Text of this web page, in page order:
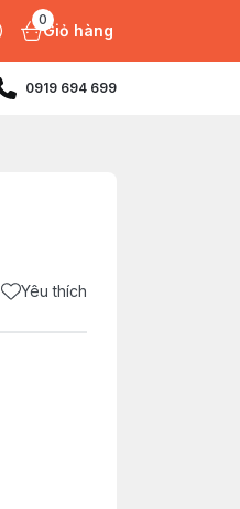
0
Giỏ hàng
0919 694 699
Yêu thích